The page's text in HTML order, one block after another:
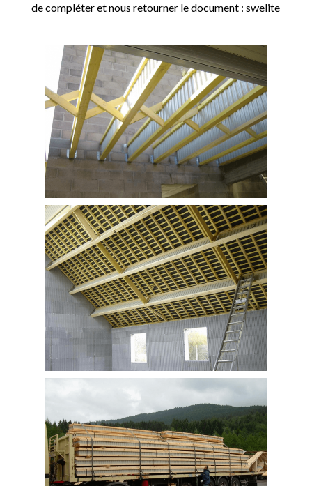
de compléter et nous retourner le document : swelite